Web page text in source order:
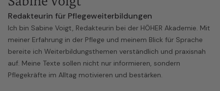
Redakteurin für Pflegeweiterbildungen
Ich bin Sabine Voigt, Redakteurin bei der HÖHER Akademie. Mit
meiner Erfahrung in der Pflege und meinem Blick für Sprache
bereite ich Weiterbildungsthemen verständlich und praxisnah
auf. Meine Texte sollen nicht nur informieren, sondern
Pflegekräfte im Alltag motivieren und bestärken.